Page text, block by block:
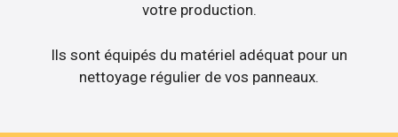
votre production.
Ils sont équipés du matériel adéquat pour un
nettoyage régulier de vos panneaux.